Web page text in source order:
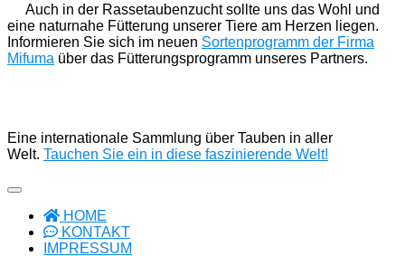
Auch in der Rassetaubenzucht sollte uns das Wohl und
eine naturnahe Fütterung unserer Tiere am Herzen liegen.
Informieren Sie sich im neuen Sortenprogramm der Firma
Mifuma über das Fütterungsprogramm unseres Partners.
Eine internationale Sammlung über Tauben in aller
Welt. Tauchen Sie ein in diese faszinierende Welt!
HOME
KONTAKT
IMPRESSUM